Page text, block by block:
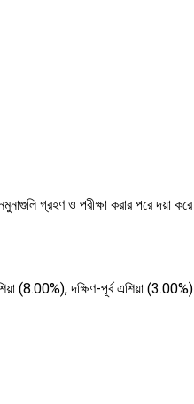
গ্রহণ ও পরীক্ষা করার পরে দয়া করে
(8.00%), দক্ষিণ-পূর্ব এশিয়া (3.00%)